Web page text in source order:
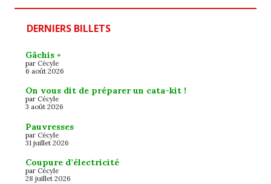
DERNIERS BILLETS
Gâchis +
par Cécyle
6 août 2026
On vous dit de préparer un cata-kit !
par Cécyle
3 août 2026
Pauvresses
par Cécyle
31 juillet 2026
Coupure d’électricité
par Cécyle
28 juillet 2026